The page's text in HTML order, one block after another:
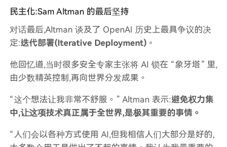
民主化:Sam Altman 的最后坚持
对话最后,Altman 谈及了 OpenAI 历史上最具争议的决
定:迭代部署(Iterative Deployment) 。
他回忆道,当时很多安全专家主张将 AI 锁在 “象牙塔” 里,
由少数精英控制,再向世界分发成果。
“这个想法让我非常不舒服。” Altman 表示:避免权力集
中,让这项技术真正属于全世界,是极其重要的事情。
“人们会以各种方式使用 AI,但我相信人们大部分是好的,